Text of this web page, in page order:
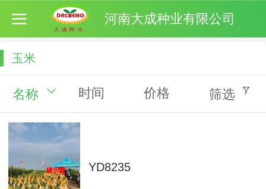
河南大成种业有限公司
玉米
名称 时间 价格 筛选
YD8235